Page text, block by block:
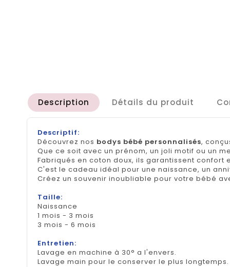
Description Détails du produit
Descriptif:
Découvrez nos bodys bébé personnalisés,
Que ce soit avec un prénom, un joli motif ou un
Fabriqués en coton doux, ils garantissent confort
C'est le cadeau idéal pour une naissance, un
Créez un souvenir inoubliable pour votre bébé
Taille:
Naissance
1 mois - 3 mois
3 mois - 6 mois
Entretien:
Lavage en machine à 30° a l'envers.
Lavage main pour le conserver le plus